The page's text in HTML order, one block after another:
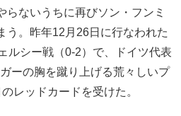
らないうちに再びソン・フンミ
う。昨年12月26日に行なわれた
ルシー戦（0-2）で、ドイツ代表
ーの胸を蹴り上げる荒々しいプ
レッドカードを受けた。